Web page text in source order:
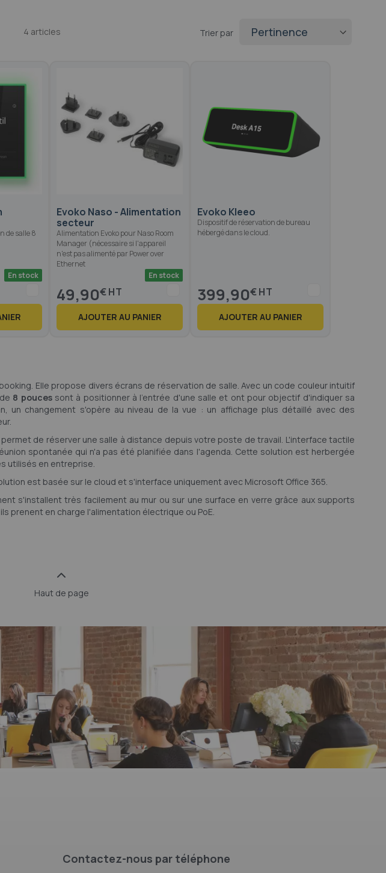
4 articles Trier par
de salle 8
En stock
Evoko Naso - Alimentation
secteur
Alimentation Evoko pour Naso Room
Manager (nécessaire si l'appareil
n'est pas alimenté par Power over
Ethernet
En stock
49,90€
AJOUTER AU PANIER
Evoko Kleeo
Dispositif de réservation de bureau
hébergé dans le cloud.
399,90€
AJOUTER AU PANIER
Elle propose divers écrans de réservation de salle. Avec un code couleur intuitif
8 poucessont à positionner à l'entrée d'une salle et ont pour objectif d'indiquer sa
un changement s'opère au niveau de la vue : un affichage plus détaillé avec des
de réserver une salle à distance depuis votre poste de travail. L'interface tactile
spontanée qui n'a pas été planifiée dans l'agenda. Cette solution est herbergée
utilisés en entreprise.
est basée sur le cloud et s'interface uniquement avec Microsoft Office 365.
s'installent très facilement au mur ou sur une surface en verre grâce aux supports
prenent en charge l'alimentation électrique ou PoE.
Haut de page
Contactez-nous par téléphone